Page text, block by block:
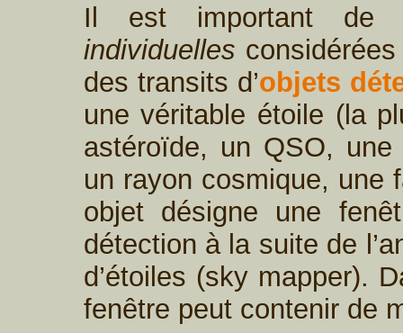
Il est important
individuelles
des transits d’objets
une véritable étoile (la
astéroïde, un QSO,
un rayon cosmique, une
objet désigne une
détection à la suite de
d’étoiles (sky mapper).
fenêtre peut contenir de